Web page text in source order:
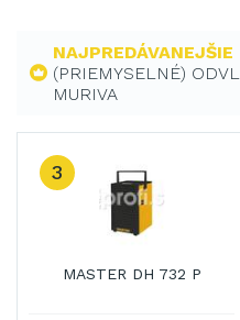
NAJPREDÁVANEJŠIE
(PRIEMYSELNÉ)
MURIVA
3
MASTER DH 732 P